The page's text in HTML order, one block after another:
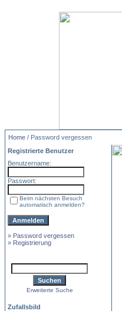
Home / Password vergessen
Registrierte Benutzer
Benutzername:
Passwort:
Beim nächsten Besuch
automatisch anmelden?
» Password vergessen
» Registrierung
Erweiterte Suche
Zufallsbild